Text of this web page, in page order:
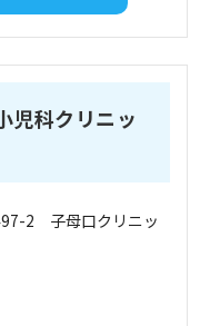
児科クリニッ
2 子母口クリニッ